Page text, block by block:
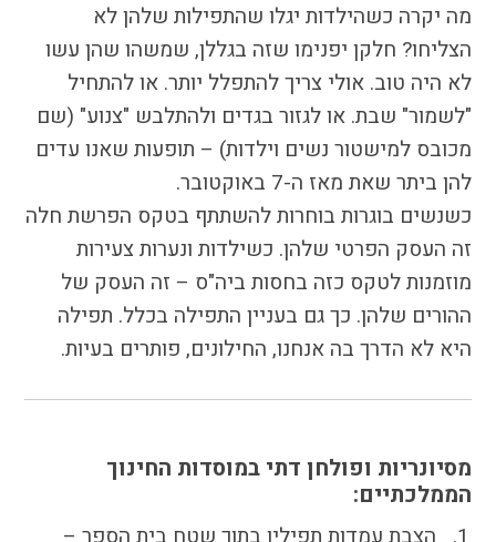
מה יקרה כשהילדות יגלו שהתפילות שלהן לא
הצליחו? חלקן יפנימו שזה בגללן, שמשהו שהן עשו
לא היה טוב. אולי צריך להתפלל יותר. או להתחיל
"לשמור" שבת. או לגזור בגדים ולהתלבש "צנוע" (שם
מכובס למישטור נשים וילדות) – תופעות שאנו עדים
להן ביתר שאת מאז ה-7 באוקטובר.
כשנשים בוגרות בוחרות להשתתף בטקס הפרשת חלה
זה העסק הפרטי שלהן. כשילדות ונערות צעירות
מוזמנות לטקס כזה בחסות ביה"ס – זה העסק של
ההורים שלהן. כך גם בעניין התפילה בכלל. תפילה
היא לא הדרך בה אנחנו, החילונים, פותרים בעיות.
מסיונריות ופולחן דתי במוסדות החינוך
הממלכתיים: